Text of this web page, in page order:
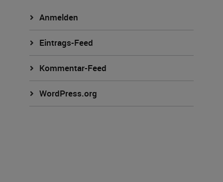
Anmelden
Eintrags-Feed
Kommentar-Feed
WordPress.org